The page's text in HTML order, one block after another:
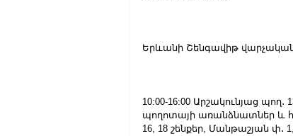
Երևանի Շենգավիթ վարչական
10:00-16:00 Արշակունյաց պող․
պողոտայի առանձնատներ և
16, 18 շենքեր, Մանթաշյան փ․